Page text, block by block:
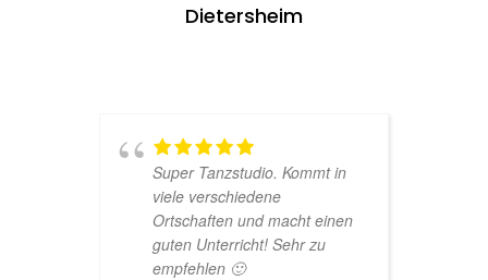
Dietersheim
Super Tanzstudio. Kommt in
viele verschiedene
Ortschaften und macht einen
guten Unterricht! Sehr zu
empfehlen 🙂